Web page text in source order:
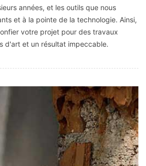
années, et les outils que nous
et à la pointe de la technologie. Ainsi,
votre projet pour des travaux
d'art et un résultat impeccable.